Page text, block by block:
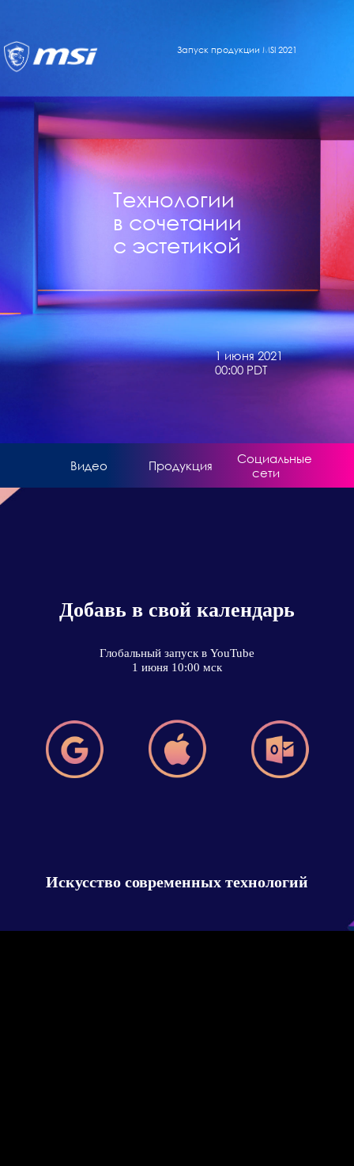
Технологии
в сочетании
с эстетикой
1 июня 2021
00:00 PDT
Запуск продукции MSI 2021
Видео Продукция
Социальные
сети
Добавь в свой календарь
Глобальный запуск в YouTube
1 июня 10:00 мск
Искусство современных технологий